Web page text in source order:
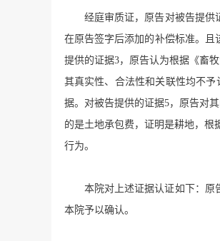
经庭审质证，原告对被告提供
在原告签字后添加的补偿标准。
提供的证据3，原告认为根据《畜
其真实性、合法性和关联性均不
据。对被告提供的证据5，原告对
的是土地承包费，证明是耕地，
行为。
本院对上述证据认证如下：原
本院予以确认。